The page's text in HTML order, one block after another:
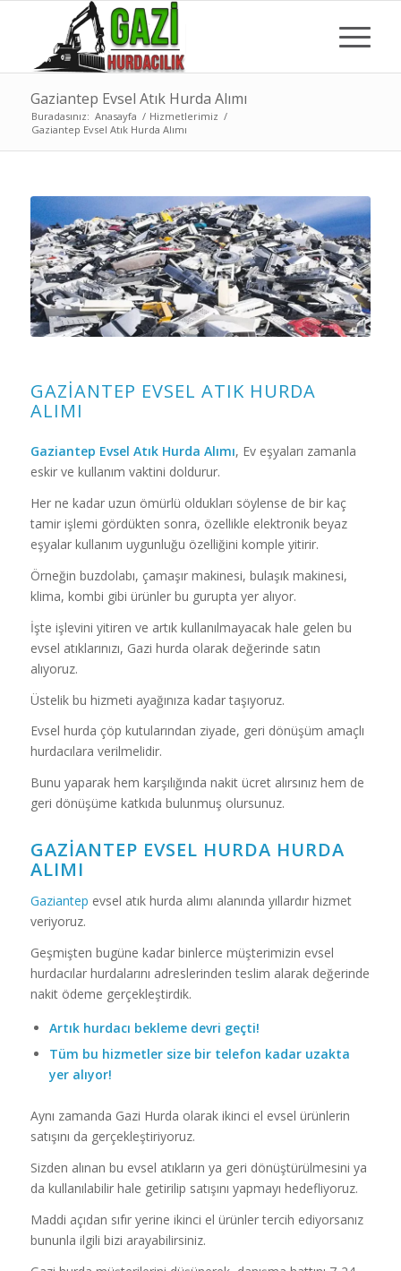
Gaziantep Evsel Atık Hurda Alımı
Buradasınız: Anasayfa / Hizmetlerimiz /
Gaziantep Evsel Atık Hurda Alımı
GAZIANTEP EVSEL ATIK HURDA
ALIMI
Gaziantep Evsel Atık Hurda Alımı, Ev eşyaları zamanla
eskir ve kullanım vaktini doldurur.
Her ne kadar uzun ömürlü oldukları söylense de bir kaç
tamir işlemi gördükten sonra, özellikle elektronik beyaz
eşyalar kullanım uygunluğu özelliğini komple yitirir.
Örneğin buzdolabı, çamaşır makinesi, bulaşık makinesi,
klima, kombi gibi ürünler bu gurupta yer alıyor.
İşte işlevini yitiren ve artık kullanılmayacak hale gelen bu
evsel atıklarınızı, Gazi hurda olarak değerinde satın
alıyoruz.
Üstelik bu hizmeti ayağınıza kadar taşıyoruz.
Evsel hurda çöp kutularından ziyade, geri dönüşüm amaçlı
hurdacılara verilmelidir.
Bunu yaparak hem karşılığında nakit ücret alırsınız hem de
geri dönüşüme katkıda bulunmuş olursunuz.
GAZIANTEP EVSEL HURDA HURDA
ALIMI
Gaziantep evsel atık hurda alımı alanında yıllardır hizmet
veriyoruz.
Geşmişten bugüne kadar binlerce müşterimizin evsel
hurdacılar hurdalarını adreslerinden teslim alarak değerinde
nakit ödeme gerçekleştirdik.
Artık hurdacı bekleme devri geçti!
Tüm bu hizmetler size bir telefon kadar uzakta
yer alıyor!
Aynı zamanda Gazi Hurda olarak ikinci el evsel ürünlerin
satışını da gerçekleştiriyoruz.
Sizden alınan bu evsel atıkların ya geri dönüştürülmesini ya
da kullanılabilir hale getirilip satışını yapmayı hedefliyoruz.
Maddi açıdan sıfır yerine ikinci el ürünler tercih ediyorsanız
bununla ilgili bizi arayabilirsiniz.